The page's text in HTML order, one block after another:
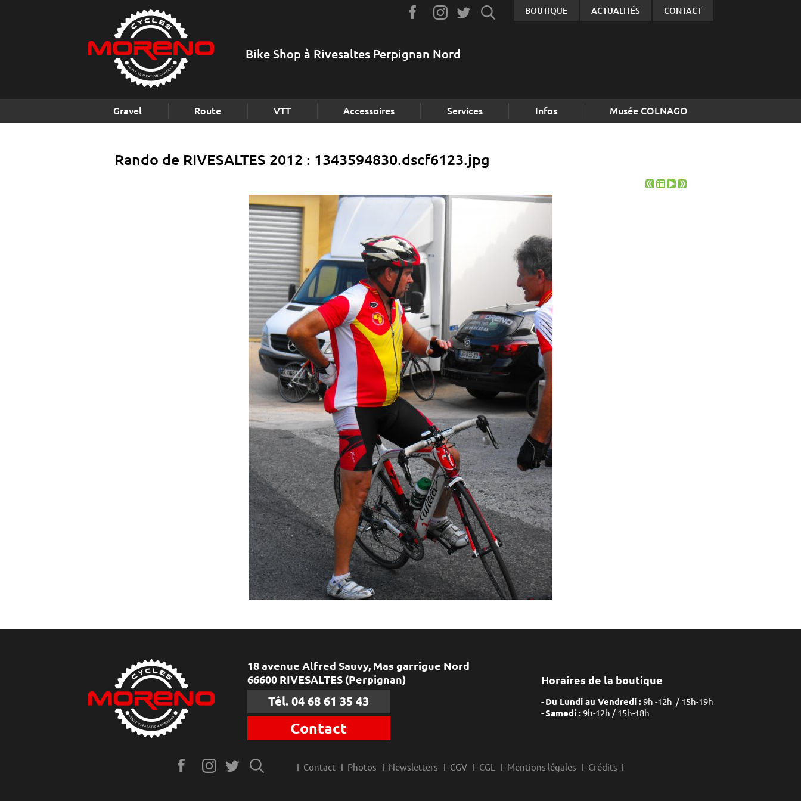
Bike Shop à Rivesaltes Perpignan Nord
Rando de RIVESALTES 2012 : 1343594830.dscf6123.jpg
Gravel Route VTT Accessoires Services Infos Musée COLNAGO
BOUTIQUE ACTUALITÉS CONTACT
18 avenue Alfred Sauvy, Mas garrigue Nord
66600 RIVESALTES (Perpignan)
Tél. 04 68 61 35 43
Contact
Horaires de la boutique
Du Lundi au Vendredi :9h -12h / 15h-19h
Samedi :9h-12h / 15h-18h
Contact Photos Newsletters CGV CGL Mentions légales Crédits